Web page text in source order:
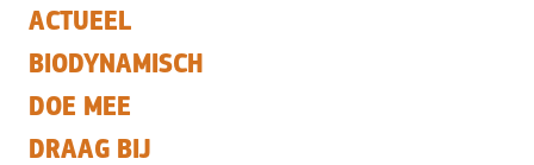
ACTUEEL
BIODYNAMISCH
DOE MEE
DRAAG BIJ